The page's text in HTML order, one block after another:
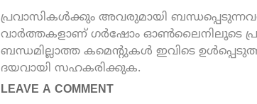
പ്രവാസികൾക്കും അവരുമായി
വാർത്തകളാണ് ഗർഷോം ഓൺലൈനിലൂടെ
ബന്ധമില്ലാത്ത കമെന്റുകൾ ഇവിടെ
ദയവായി സഹകരിക്കുക.
LEAVE A COMMENT